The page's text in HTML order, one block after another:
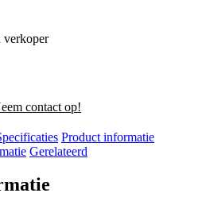
verkoper
contact op!
Product informatie
Gerelateerd